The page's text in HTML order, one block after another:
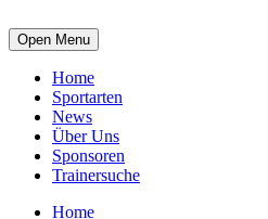
Open Menu
Home
Sportarten
News
Über Uns
Sponsoren
Trainersuche
Home